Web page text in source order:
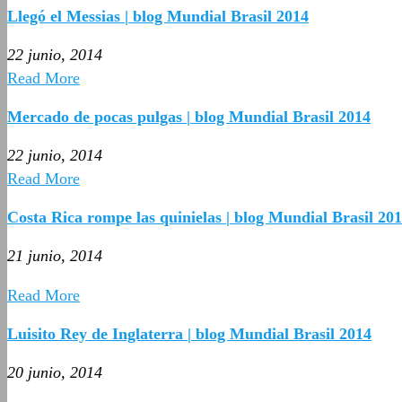
Llegó el Messias | blog Mundial Brasil 2014
22 junio, 2014
Read More
Mercado de pocas pulgas | blog Mundial Brasil 2014
22 junio, 2014
Read More
Costa Rica rompe las quinielas | blog Mundial Brasil
21 junio, 2014
Read More
Luisito Rey de Inglaterra | blog Mundial Brasil 2014
20 junio, 2014